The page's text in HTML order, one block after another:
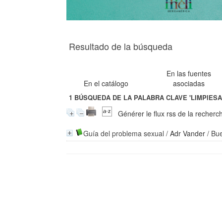
Resultado de la búsqueda
En el catálogo
En las fuentes
asociadas
1 BÚSQUEDA DE LA PALABRA CLAVE
Générer le flux rss de la
Guía del problema sexual /Adr Vander /